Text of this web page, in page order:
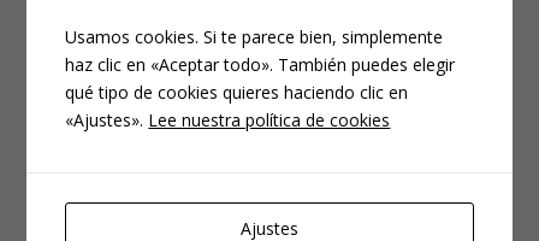
CATEGORÍAS
Compliance
Noticias
Penal
Penitenciario
Usamos cookies. Si te parece bien, simplemente
haz clic en «Aceptar todo». También puedes elegir
qué tipo de cookies quieres haciendo clic en
«Ajustes». Lee nuestra política de cookies
Ajustes